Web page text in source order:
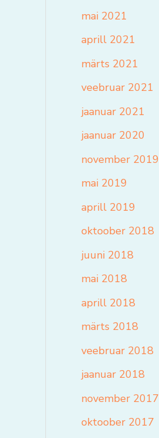
mai 2021
aprill 2021
märts 2021
veebruar 2021
jaanuar 2021
jaanuar 2020
november 2019
mai 2019
aprill 2019
oktoober 2018
juuni 2018
mai 2018
aprill 2018
märts 2018
veebruar 2018
jaanuar 2018
november 2017
oktoober 2017